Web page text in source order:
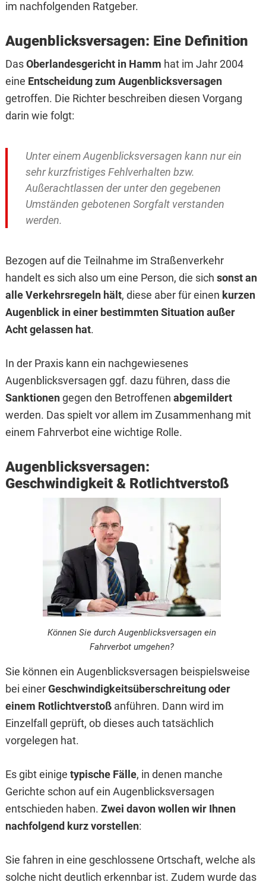
im nachfolgenden Ratgeber.
Augenblicksversagen: Eine Definition
DasOberlandesgericht in Hamm hat im Jahr 2004
eine Entscheidung zum Augenblicksversagen
getroffen. Die Richter beschreiben diesen Vorgang
darin wie folgt:
Unter einem Augenblicksversagen kann nur ein
sehr kurzfristiges Fehlverhalten bzw.
Außerachtlassen der unter den gegebenen
Umständen gebotenen Sorgfalt verstanden
werden.
Bezogen auf die Teilnahme im Straßenverkehr
handelt es sich also um eine Person, die sich sonst an
alle Verkehrsregeln hält, diese aber für einen kurzen
Augenblick in einer bestimmten Situation außer
Acht gelassen hat.
In der Praxis kann ein nachgewiesenes
Augenblicksversagen ggf. dazu führen, dass die
Sanktionengegen den Betroffenen abgemildert
werden. Das spielt vor allem im Zusammenhang mit
einem Fahrverbot eine wichtige Rolle.
Augenblicksversagen:
Geschwindigkeit & Rotlichtverstoß
Können Sie durch Augenblicksversagen ein
Fahrverbot umgehen?
Sie können ein Augenblicksversagen beispielsweise
bei einerGeschwindigkeitsüberschreitung oder
einem Rotlichtverstoßanführen. Dann wird im
Einzelfall geprüft, ob dieses auch tatsächlich
vorgelegen hat.
Es gibt einige typische Fälle, in denen manche
Gerichte schon auf ein Augenblicksversagen
entschieden haben. Zwei davon wollen wir Ihnen
nachfolgend kurz vorstellen:
Sie fahren in eine geschlossene Ortschaft, welche als
solche nicht deutlich erkennbar ist. Zudem wurde das